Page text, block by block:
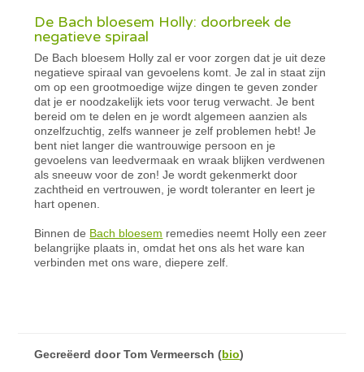
De Bach bloesem Holly: doorbreek de
negatieve spiraal
De Bach bloesem Holly zal er voor zorgen dat je uit deze
negatieve spiraal van gevoelens komt. Je zal in staat zijn
om op een grootmoedige wijze dingen te geven zonder
dat je er noodzakelijk iets voor terug verwacht. Je bent
bereid om te delen en je wordt algemeen aanzien als
onzelfzuchtig, zelfs wanneer je zelf problemen hebt! Je
bent niet langer die wantrouwige persoon en je
gevoelens van leedvermaak en wraak blijken verdwenen
als sneeuw voor de zon! Je wordt gekenmerkt door
zachtheid en vertrouwen, je wordt toleranter en leert je
hart openen.
Binnen de Bach bloesem remedies neemt Holly een zeer
belangrijke plaats in, omdat het ons als het ware kan
verbinden met ons ware, diepere zelf.
Gecreëerd doorTom Vermeersch (bio)